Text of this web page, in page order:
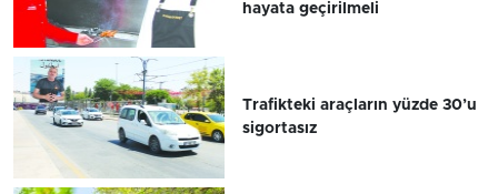
hayata geçirilmeli
Trafikteki araçların yüzde 30’u
sigortasız